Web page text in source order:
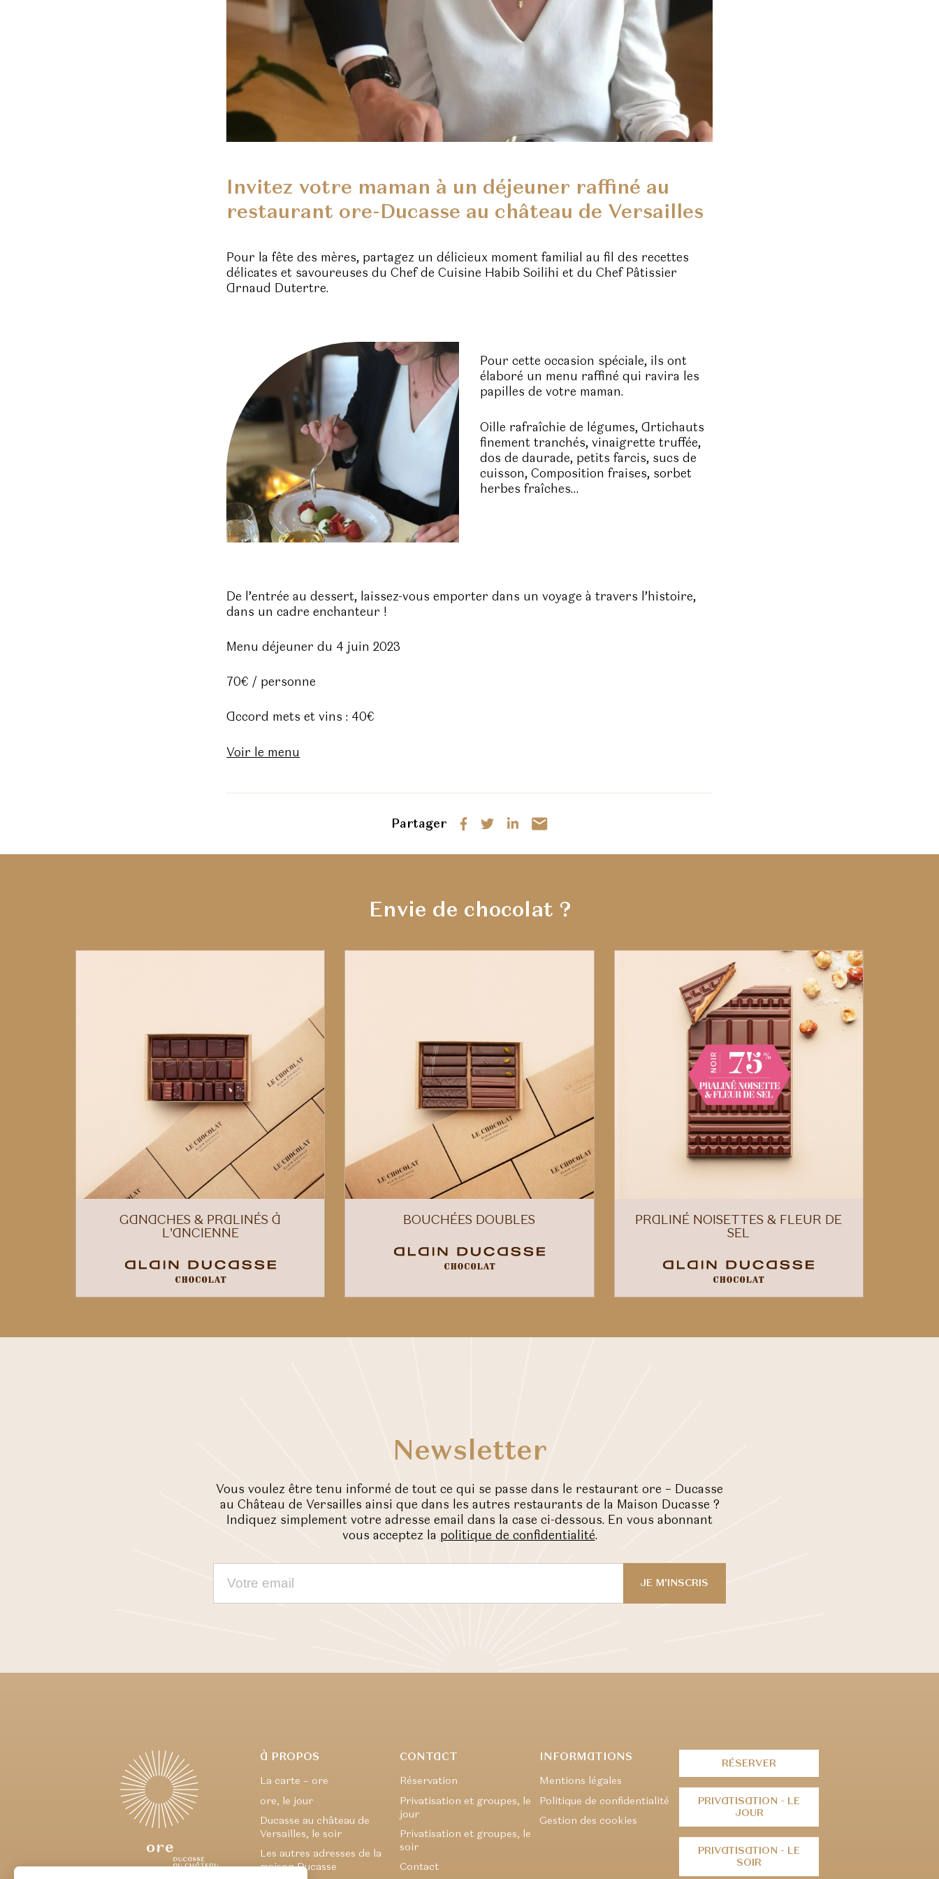
Invitez votre maman à un déjeuner raffiné au
restaurant ore-Ducasse au château de Versailles
Pour la fête des mères, partagez un délicieux moment familial au fil des recettes
délicates et savoureuses du Chef de Cuisine Habib Soilihi et du Chef Pâtissier
Arnaud Dutertre.
Pour cette occasion spéciale, ils ont
élaboré un menu raffiné qui ravira les
papilles de votre maman.
Oille rafraîchie de légumes, Artichauts
finement tranchés, vinaigrette truffée,
dos de daurade, petits farcis, sucs de
cuisson, Composition fraises, sorbet
herbes fraîches…
De l’entrée au dessert, laissez-vous emporter dans un voyage à travers l’histoire,
dans un cadre enchanteur !
Menu déjeuner du 4 juin 2023
70€ / personne
Accord mets et vins : 40€
Voir le menu
Partager
Envie de chocolat ?
GANACHES & PRALINÉS À
L'ANCIENNE
BOUCHÉES DOUBLES
PRALINÉ NOISETTES & FLEUR DE
SEL
Newsletter
Vous voulez être tenu informé de tout ce qui se passe dans le restaurant ore – Ducasse
au Château de Versailles ainsi que dans les autres restaurants de la Maison Ducasse ?
Indiquez simplement votre adresse email dans la case ci-dessous. En vous abonnant
vous acceptez la politique de confidentialité.
À PROPOS
La carte – ore
ore, le jour
Ducasse au château de
Versailles, le soir
Les autres adresses de la
maison Ducasse
CONTACT
Réservation
Privatisation et groupes, le
jour
Privatisation et groupes, le
soir
Contact
INFORMATIONS
Mentions légales
Politique de confidentialité
Gestion des cookies
RÉSERVER
PRIVATISATION - LE
JOUR
PRIVATISATION - LE
SOIR